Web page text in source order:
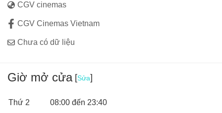
CGV cinemas
CGV Cinemas Vietnam
Chưa có dữ liệu
Giờ mở cửa [Sửa]
Thứ 2
08:00 đến 23:40